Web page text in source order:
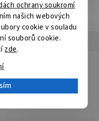
ochrany soukromí
našich webových
cookie v souladu
souborů cookie.
zde.